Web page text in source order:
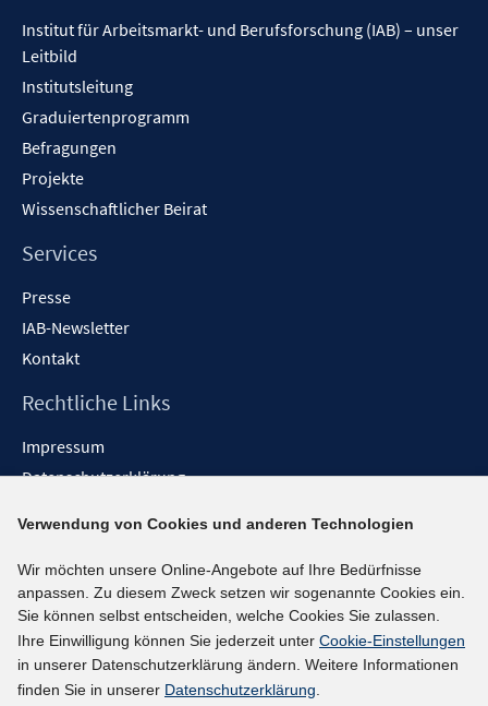
Institut für Arbeitsmarkt- und Berufsforschung (IAB) – unser
Leitbild
Institutsleitung
Graduiertenprogramm
Befragungen
Projekte
Wissenschaftlicher Beirat
Services
Presse
IAB-Newsletter
Kontakt
Rechtliche Links
Impressum
Datenschutzerklärung
Barrieren melden
Social-Media-Kanäle
BlueSky
YouTube
LinkedIn
Verwendung von Cookies und anderen Technologien
Wir möchten unsere Online-Angebote auf Ihre Bedürfnisse
anpassen. Zu diesem Zweck setzen wir sogenannte Cookies ein.
Sie können selbst entscheiden, welche Cookies Sie zulassen.
Ihre Einwilligung können Sie jederzeit unter Cookie-Einstellungen
in unserer Datenschutzerklärung ändern. Weitere Informationen
finden Sie in unserer Datenschutzerklärung.